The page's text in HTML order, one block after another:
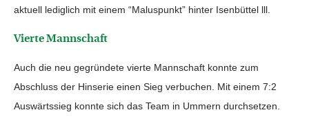
aktuell lediglich mit einem “Maluspunkt” hinter Isenbüttel lll.
Vierte Mannschaft
Auch die neu gegründete vierte Mannschaft konnte zum
Abschluss der Hinserie einen Sieg verbuchen. Mit einem 7:2
Auswärtssieg konnte sich das Team in Ummern durchsetzen.